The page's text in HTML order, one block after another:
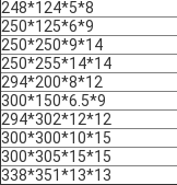
248*124*5*8
250*125*6*9
250*250*9*14
250*255*14*14
294*200*8*12
300*150*6.5*9
294*302*12*12
300*300*10*15
300*305*15*15
338*351*13*13